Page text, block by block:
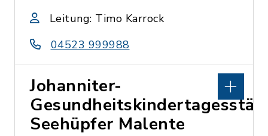
Leitung: Timo Karrock
04523 999988
Johanniter-
Seehüpfer Malente